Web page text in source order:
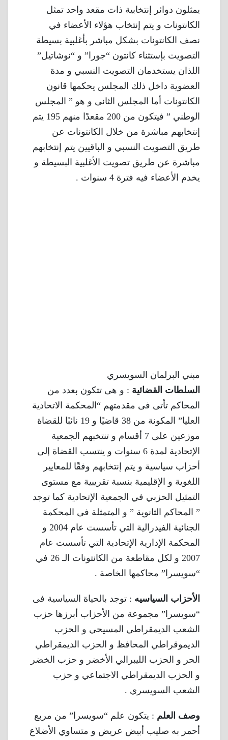
يمثلون دوائر إنتخابية ذات مقعد واحد تمثل
الكانتونات و يتم إنتخاب هؤلاء الأعضاء في
نصف الكانتونات بشكل مباشر بأغلبية بسيطة
التصويت بإستثناء كانتون “جورا” و “نوشاتيل”
اللذان يستخدمان التصويت النسبي و مدة
العضوية داخل ذلك المجلس يحكمها قانون
الكانتونات أما المجلس الثانى و هو ” المجلس
الوطني ” فيتكون من 200 مقعدًا منهم 195 يتم
إنتخابهم مباشرة من خلال الكانتونات عن
طريق التصويت النسبي و الباقيين يتم إنتخابهم
مباشرة عن طريق تصويت الأغلبية البسيطة و
يخدم الأعضاء فيه فترة 4 سنوات .
مبني البرلمان السويسري
السلطات القضائية : و هى تتكون بعدد من
المحاكم تأتى فى مقدمتهم “المحكمة الاتحادية
العليا” المكونة من 38 قاضيًا و 19 نائبًا للقضاة
موزعين على 7 أقسام و تنتخبهم الجمعية
الإتحادية لمدة 6 سنوات و ينتسب القضاة إلى
أحزاب سياسية و يتم إنتخابهم وفقًا للمعايير
اللغوية و الإقليمية بنسبة تقريبية مع مستوى
التمثيل الحزبي في الجمعية الإتحادية كما توجد
” المحاكم الثانوية ” و المتمثلة فى المحكمة
الجنائية الفيدرالية التي تأسست عام 2004 و
المحكمة الإدارية الإتحادية التي تأسست عام
2007 و لكل مقاطعة من الكانتونات الـ 26 في
“سويسرا” محاكمها الخاصة .
الأحزاب السياسيه : توجد بالحياة السياسية فى
“سويسرا” مجموعة من الأحزاب أبرزها حزب
الشعب الديمقراطي المسيحي و الحزب
الديموقراطي المحافظ و الحزب الديمقراطي
الحر و الحزب الليبرالي الأخضر و حزب الخضر
و الحزب الديمقراطي الاجتماعي و حزب
الشعب السويسري .
وصف العلم : يتكون علم “سويسرا” من مربع
أحمر به صليب أبيض عريض و متساوي الأضلاع